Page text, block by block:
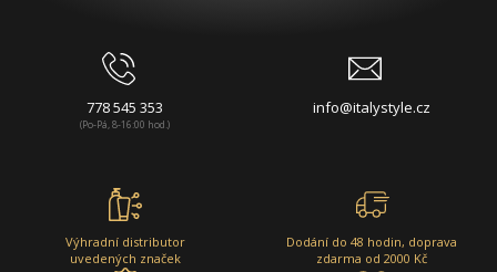
778 545 353
(Po-Pá, 8-16:00 hod.)
info@italystyle.cz
Výhradní distributor
uvedených značek
Dodání do 48 hodin, doprava
zdarma od 2000 Kč